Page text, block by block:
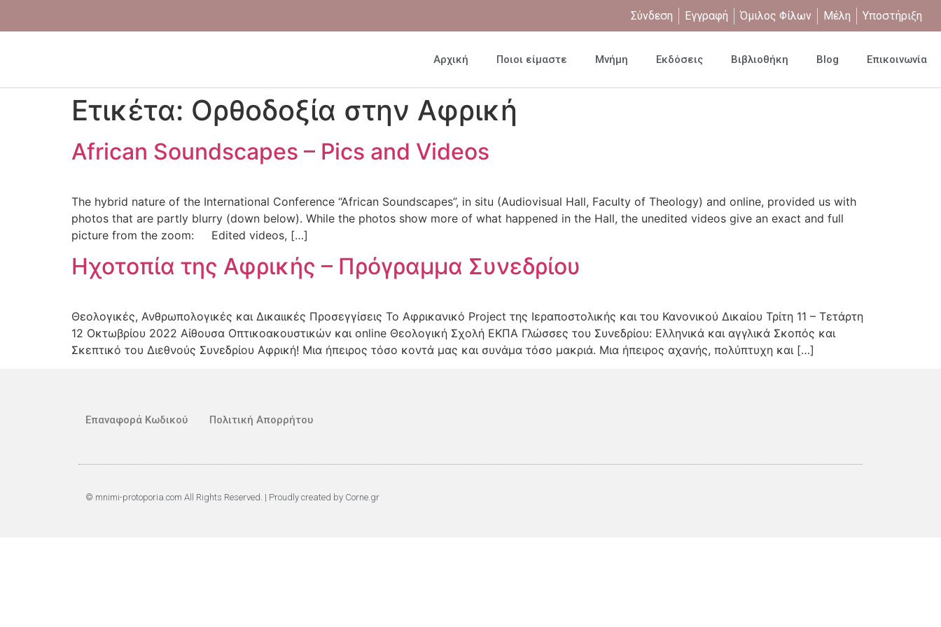
Σύνδεση Εγγραφή Όμιλος Φίλων Μέλη Υποστήριξη
Αρχική Ποιοι είμαστε Μνήμη Εκδόσεις Βιβλιοθήκη Blog Επικοινωνία
Ετικέτα: Ορθοδοξία στην Αφρική
African Soundscapes – Pics and Videos
The hybrid nature of the International Conference “African Soundscapes”, in situ (Audiovisual Hall, Faculty of Theology) and online, provided us with
photos that are partly blurry (down below). While the photos show more of what happened in the Hall, the unedited videos give an exact and full
picture from the zoom: Edited videos, […]
Ηχοτοπία της Αφρικής – Πρόγραμμα Συνεδρίου
Θεολογικές, Ανθρωπολογικές και Δικαιικές Προσεγγίσεις Το Αφρικανικό Project της Ιεραποστολικής και του Κανονικού Δικαίου Τρίτη 11 – Τετάρτη
12 Οκτωβρίου 2022 Αίθουσα Οπτικοακουστικών και online Θεολογική Σχολή ΕΚΠΑ Γλώσσες του Συνεδρίου: Ελληνικά και αγγλικά Σκοπός και
Σκεπτικό του Διεθνούς Συνεδρίου Αφρική! Μια ήπειρος τόσο κοντά μας και συνάμα τόσο μακριά. Μια ήπειρος αχανής, πολύπτυχη και […]
Επαναφορά Κωδικού Πολιτική Απορρήτου
© mnimi-protoporia.com All Rights Reserved. | Proudly created by Corne.gr